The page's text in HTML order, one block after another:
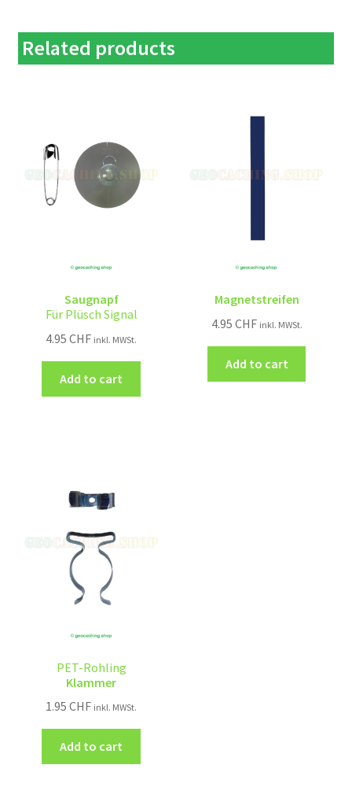
Related products
Saugnapf
Für Plüsch Signal
4.95CHF inkl. MWSt.
Add to cart
Magnetstreifen
4.95 CHF inkl. MWSt.
Add to cart
PET-Rohling
Klammer
1.95CHF inkl. MWSt.
Add to cart